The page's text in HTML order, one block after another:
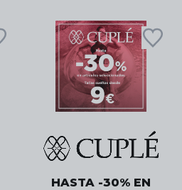
HASTA -30% EN